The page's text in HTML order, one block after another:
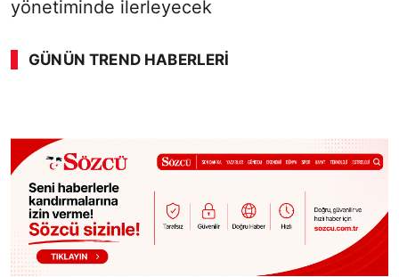
yönetiminde ilerleyecek
GÜNÜN TREND HABERLERI